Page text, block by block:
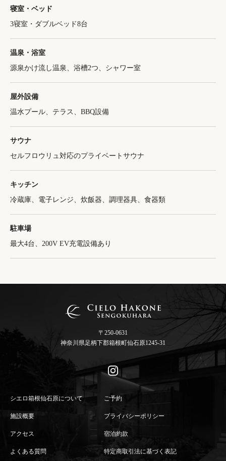
寝室・ベッド
3寝室・ダブルベッド8台
温泉・浴室
源泉かけ流し温泉、浴槽2つ、シャワー室
屋外設備
温水プール、テラス、BBQ設備
サウナ
セルフロウリュ対応のプライベートサウナ
キッチン
冷蔵庫、電子レンジ、炊飯器、調理器具、食器類
駐車場
最大4台、200V EV充電設備あり
〒250-0631
神奈川県足柄下郡箱根町仙石原1245-31
シエロ箱根仙石原について
施設概要
アクセス
よくある質問
ご予約
プライバシーポリシー
宿泊約款
特定商取引法に基づく表記